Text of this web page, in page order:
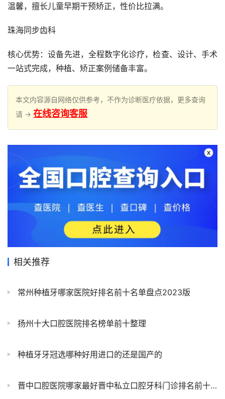
温馨，擅长儿童早期干预矫正，性价比拉满。
珠海同步齿科
核心优势：设备先进，全程数字化诊疗，检查、设计、手术
一站式完成，种植、矫正案例储备丰富。
本文内容源自网络仅供参考，不作为诊断医疗依据，更多查询
请 → 在线咨询客服
相关推荐
常州种植牙哪家医院好排名前十名单盘点2023版
扬州十大口腔医院排名榜单前十整理
种植牙牙冠选哪种好用进口的还是国产的
晋中口腔医院哪家最好晋中私立口腔牙科门诊排名前十大全